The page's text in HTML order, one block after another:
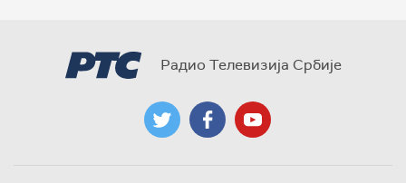
Радио Телевизија Србије